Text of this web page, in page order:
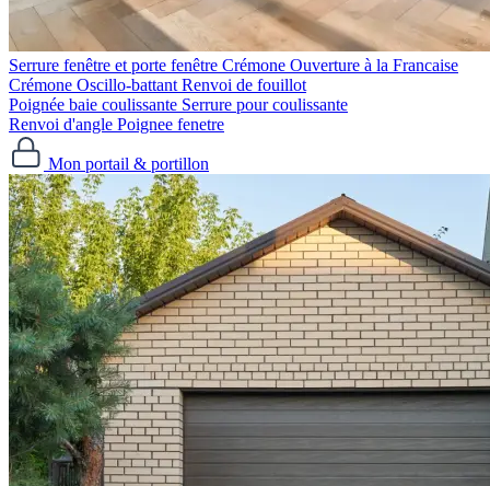
Serrure fenêtre et porte fenêtre
Crémone Ouverture à la Francaise
Crémone Oscillo-battant Renvoi de fouillot
Poignée baie coulissante Serrure pour coulissante
Renvoi d'angle Poignee fenetre
Mon portail & portillon